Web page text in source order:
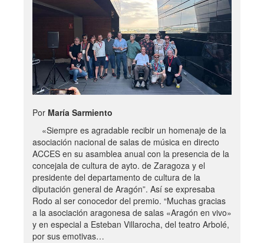
Por María Sarmiento
«Siempre es agradable recibir un homenaje de la
asociación nacional de salas de música en directo
ACCES en su asamblea anual con la presencia de la
concejala de cultura de ayto. de Zaragoza y el
presidente del departamento de cultura de la
diputación general de Aragón”. Así se expresaba
Rodo al ser conocedor del premio. “Muchas gracias
a la asociación aragonesa de salas «Aragón en vivo»
y en especial a Esteban Villarocha, del teatro Arbolé,
por sus emotivas…